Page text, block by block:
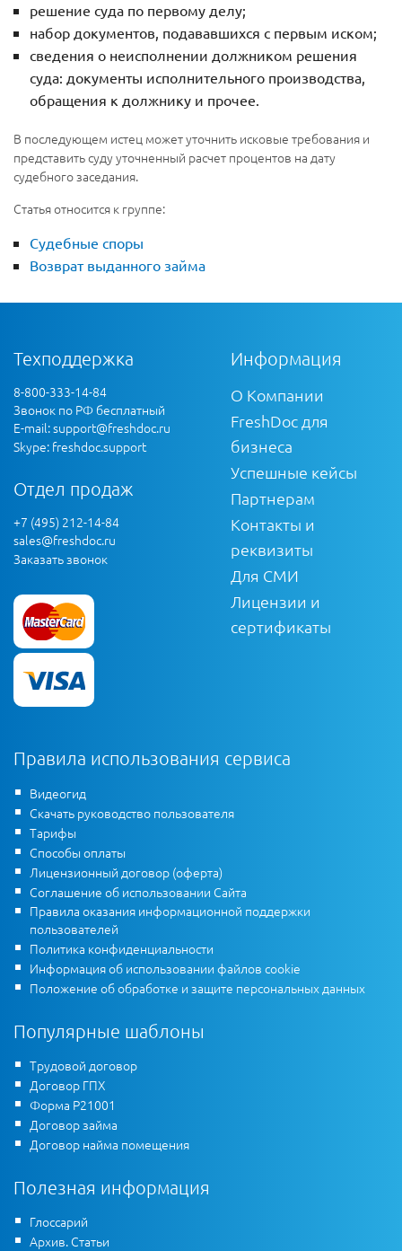
решение суда по первому делу;
набор документов, подававшихся с первым иском;
сведения о неисполнении должником решения
суда: документы исполнительного производства,
обращения к должнику и прочее.
В последующем истец может уточнить исковые требования и
представить суду уточненный расчет процентов на дату
судебного заседания.
Статья относится к группе:
Судебные споры
Возврат выданного займа
Техподдержка
8-800-333-14-84
Звонок по РФ бесплатный
E-mail:support@freshdoc.ru
Skype: freshdoc.support
Отдел продаж
+7 (495) 212-14-84
sales@freshdoc.ru
Заказать звонок
Информация
О Компании
FreshDoc для
бизнеса
Успешные кейсы
Партнерам
Контакты и
реквизиты
Для СМИ
Лицензии и
сертификаты
Правила использования сервиса
Видеогид
Скачать руководство пользователя
Тарифы
Способы оплаты
Лицензионный договор (оферта)
Соглашение об использовании Сайта
Правила оказания информационной поддержки
пользователей
Политика конфиденциальности
Информация об использовании файлов cookie
Положение об обработке и защите персональных данных
Популярные шаблоны
Трудовой договор
Договор ГПХ
Форма Р21001
Договор займа
Договор найма помещения
Полезная информация
Глоссарий
Архив. Статьи